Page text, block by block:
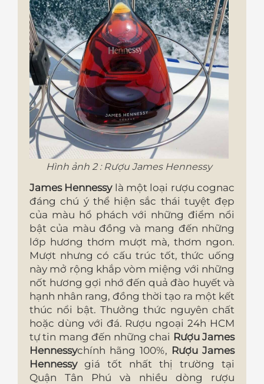
Hình ảnh 2 : Rượu James Hennessy
James Hennessylà một loại rượu cognac
đáng chú ý thể hiện sắc thái tuyệt đẹp
của màu hổ phách với những điểm nổi
bật của màu đồng và mang đến những
lớp hương thơm mượt mà, thơm ngon.
Mượt nhưng có cấu trúc tốt, thức uống
này mở rộng khắp vòm miệng với những
nốt hương gợi nhớ đến quả đào huyết và
hạnh nhân rang, đồng thời tạo ra một kết
thúc nổi bật. Thưởng thức nguyên chất
hoặc dùng với đá. Rượu ngoại 24h HCM
tự tin mang đến những chai Rượu James
Hennessychính hãng 100%, Rượu James
Hennessygiá tốt nhất thị trường tại
Quận Tân Phú và nhiều dòng rượu